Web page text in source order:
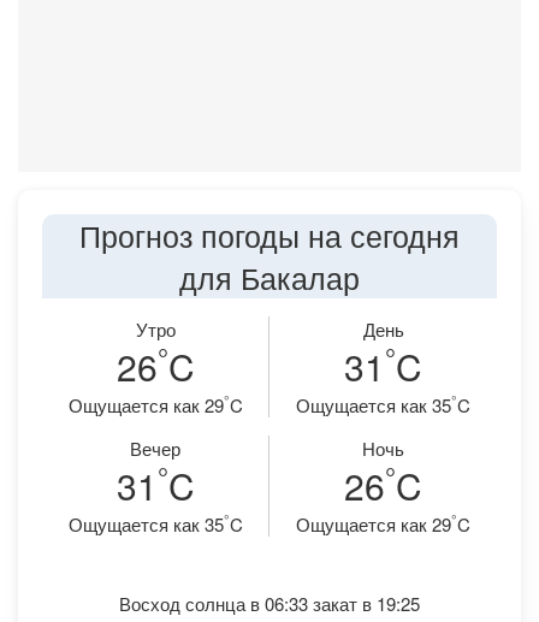
Прогноз погоды на сегодня
для Бакалар
Утро
26°C
Ощущается как 29°C
День
31 °C
Ощущается как 35°C
Вечер
31 °C
Ощущается как 35°C
Ночь
26°C
Ощущается как 29°C
Восход солнца в 06:33 закат в 19:25